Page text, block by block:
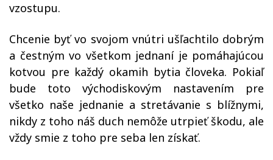
vzostupu.
Chcenie byť vo svojom vnútri ušľachtilo dobrým
a čestným vo všetkom jednaní je pomáhajúcou
kotvou pre každý okamih bytia človeka. Pokiaľ
bude toto východiskovým nastavením pre
všetko naše jednanie a stretávanie s blížnymi,
nikdy z toho náš duch nemôže utrpieť škodu, ale
vždy smie z toho pre seba len získať.